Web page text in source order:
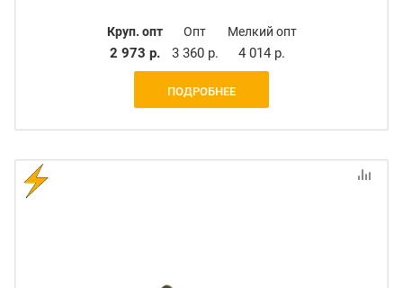
Круп. опт
2 973 р.
Опт
3 360 р.
Мелкий опт
4 014 р.
ПОДРОБНЕЕ